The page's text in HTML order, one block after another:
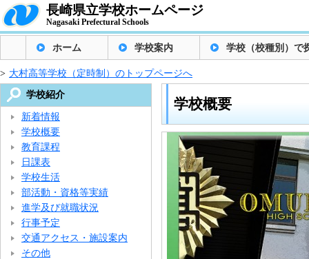
長崎県立学校ホームページ
Nagasaki Prefectural Schools
ホーム 学校案内 学校（校種別）で
> 大村高等学校（定時制）のトップページへ
学校概要
学校紹介
新着情報
学校概要
教育課程
日課表
学校生活
部活動・資格等実績
進学及び就職状況
行事予定
交通アクセス・施設案内
その他